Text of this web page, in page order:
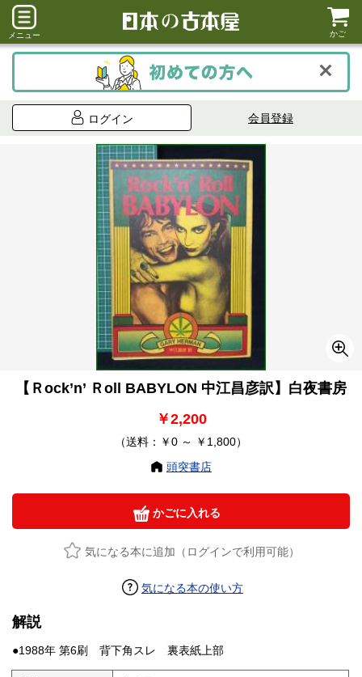
メニュー かご
ログイン 会員登録
【Ｒock’n’ Ｒoll BABYLON 中江昌彦訳】白夜書房
￥2,200
（送料：￥0 ～ ￥1,800）
頭突書店
かごに入れる
気になる本に追加（ログインで利用可能）
気になる本の使い方
解説
●1988年 第6刷 背下角スレ 裏表紙上部